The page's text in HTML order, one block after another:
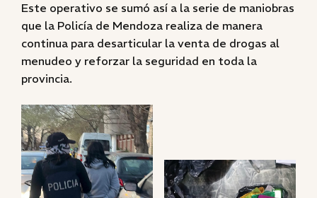
Este operativo se sumó así a la serie de maniobras
que la Policía de Mendoza realiza de manera
continua para desarticular la venta de drogas al
menudeo y reforzar la seguridad en toda la
provincia.